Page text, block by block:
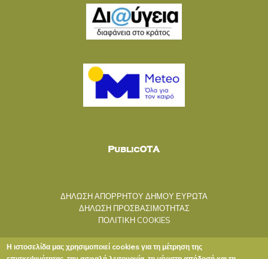
ΔΗΛΩΣΗ ΑΠΟΡΡΗΤΟΥ ΔΗΜΟΥ ΕΥΡΩΤΑ
ΔΗΛΩΣΗ ΠΡΟΣΒΑΣΙΜΟΤΗΤΑΣ
ΠΟΛΙΤΙΚΗ COOKIES
Η ιστοσελίδα μας χρησιμοποιεί cookies για τη μέτρηση της